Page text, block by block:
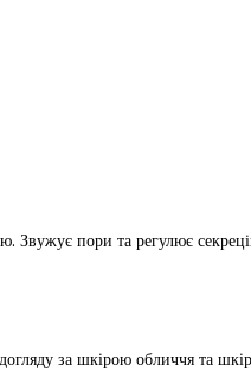
пори та регулює
за шкірою обличчя та